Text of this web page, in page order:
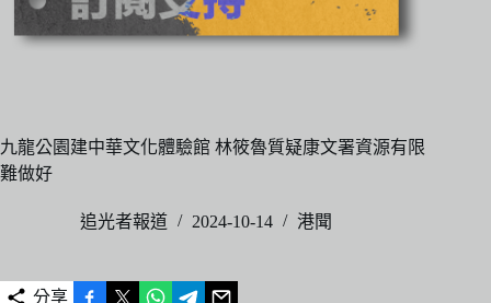
九龍公園建中華文化體驗館 林筱魯質疑康文署資源有限
難做好
追光者報道 2024-10-14 港聞
分享